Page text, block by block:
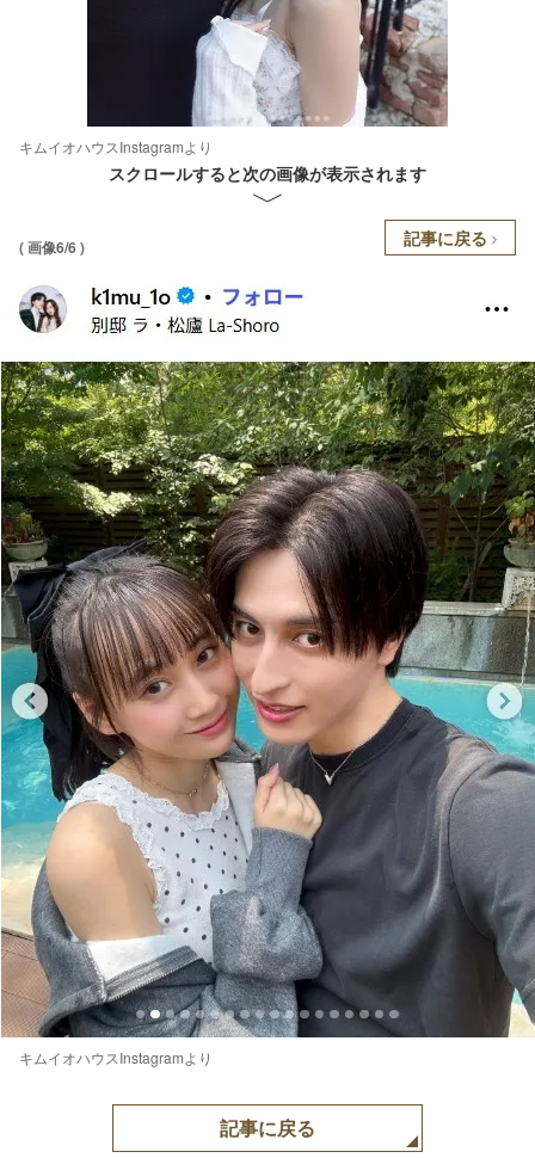
キムイオハウスInstagramより
スクロールすると次の画像が表示されます
( 画像6/6 ) 記事に戻る
キムイオハウスInstagramより
記事に戻る